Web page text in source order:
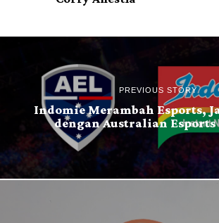
PREVIOUS STORY
Indomie Merambah Esports,
dengan Australian Esports